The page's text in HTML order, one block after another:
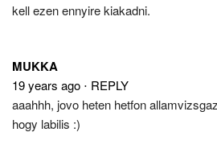
kell ezen ennyire kiakadni.
MUKKA
19 years ago ⋅ REPLY
aaahhh, jovo heten hetfon
hogy labilis :)